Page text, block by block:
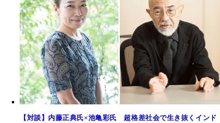
【対談】内藤正典氏×池亀彩氏 超格差社会で生き抜くインド